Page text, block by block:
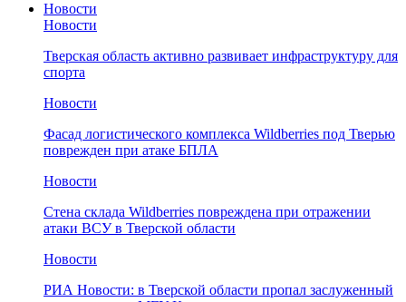
Новости
Новости
Тверская область активно развивает инфраструктуру для
спорта
Новости
Фасад логистического комплекса Wildberries под Тверью
поврежден при атаке БПЛА
Новости
Стена склада Wildberries повреждена при отражении
атаки ВСУ в Тверской области
Новости
РИА Новости: в Тверской области пропал заслуженный